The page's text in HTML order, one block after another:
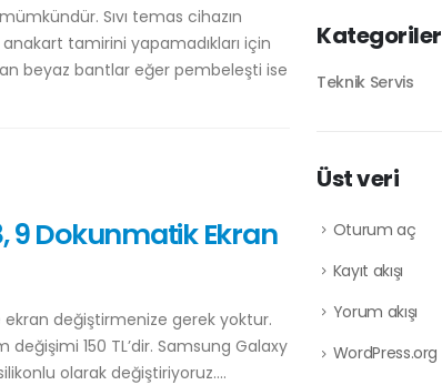
Sıvı temas cihazın
anakart tamirini yapamadıkları için
beyaz bantlar eğer pembeleşti ise
9 Dokunmatik Ekran
ekran değiştirmenize gerek yoktur.
150 TL’dir. Samsung Galaxy
olarak değiştiriyoruz....
Kategoriler
Teknik Servis
Üst veri
Oturum aç
Kayıt akışı
Yorum akışı
WordPress.org